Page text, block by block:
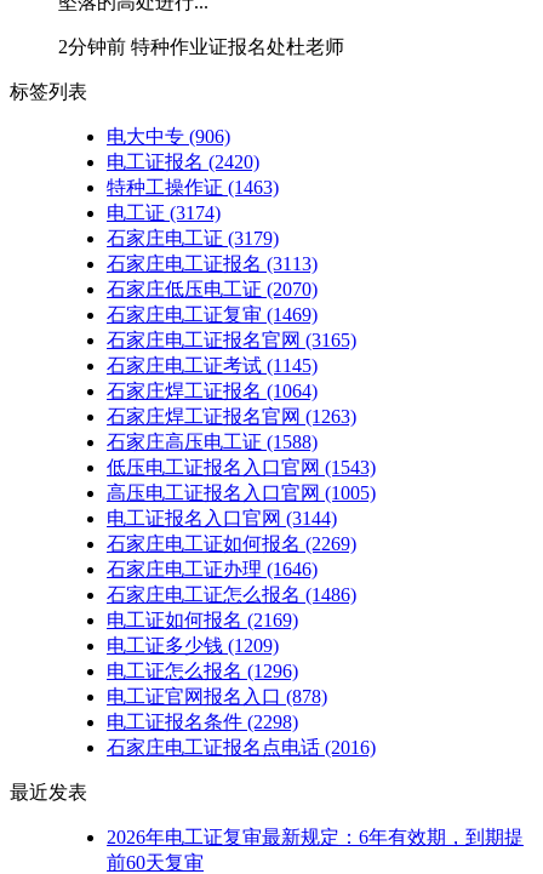
2分钟前 特种作业证报名处杜老师
标签列表
电大中专 (906)
电工证报名 (2420)
特种工操作证 (1463)
电工证 (3174)
石家庄电工证 (3179)
石家庄电工证报名 (3113)
石家庄低压电工证 (2070)
石家庄电工证复审 (1469)
石家庄电工证报名官网 (3165)
石家庄电工证考试 (1145)
石家庄焊工证报名 (1064)
石家庄焊工证报名官网 (1263)
石家庄高压电工证 (1588)
低压电工证报名入口官网 (1543)
高压电工证报名入口官网 (1005)
电工证报名入口官网 (3144)
石家庄电工证如何报名 (2269)
石家庄电工证办理 (1646)
石家庄电工证怎么报名 (1486)
电工证如何报名 (2169)
电工证多少钱 (1209)
电工证怎么报名 (1296)
电工证官网报名入口 (878)
电工证报名条件 (2298)
石家庄电工证报名点电话 (2016)
最近发表
2026年电工证复审最新规定：6年有效期，到期提
前60天复审